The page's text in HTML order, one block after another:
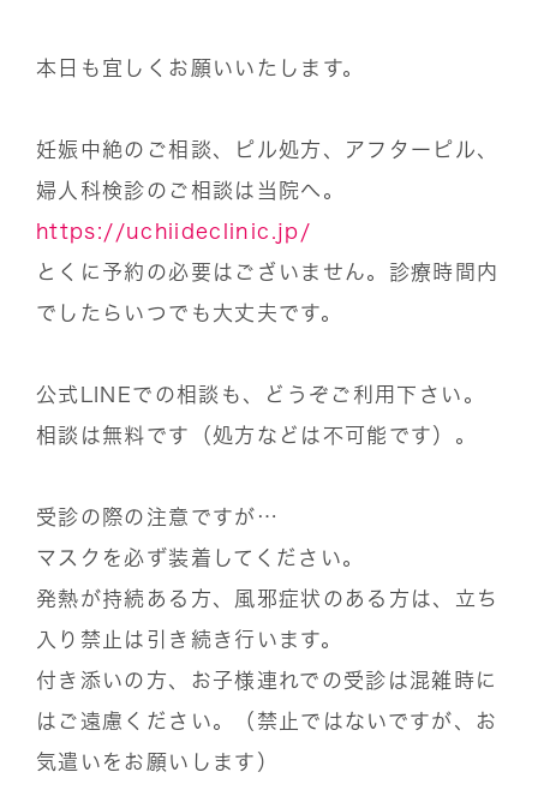
本日も宜しくお願いいたします。
妊娠中絶のご相談、ピル処方、アフターピル、
婦人科検診のご相談は当院へ。
https://uchiideclinic.jp/
とくに予約の必要はございません。診療時間内
でしたらいつでも大丈夫です。
公式LINEでの相談も、どうぞご利用下さい。
相談は無料です（処方などは不可能です）。
受診の際の注意ですが…
マスクを必ず装着してください。
発熱が持続ある方、風邪症状のある方は、立ち
入り禁止は引き続き行います。
付き添いの方、お子様連れでの受診は混雑時に
はご遠慮ください。（禁止ではないですが、お
気遣いをお願いします）